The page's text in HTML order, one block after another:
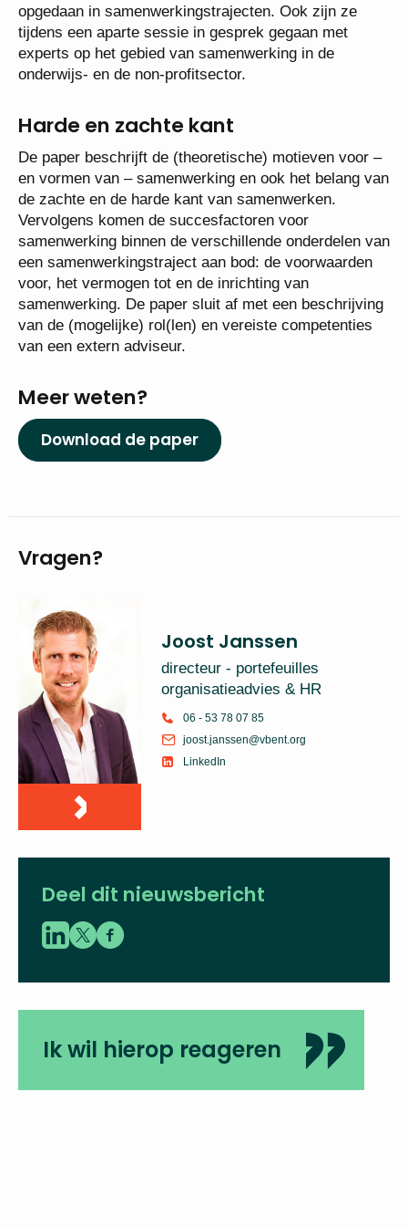
opgedaan in samenwerkingstrajecten. Ook zijn ze
tijdens een aparte sessie in gesprek gegaan met
experts op het gebied van samenwerking in de
onderwijs- en de non-profitsector.
Harde en zachte kant
De paper beschrijft de (theoretische) motieven voor –
en vormen van – samenwerking en ook het belang van
de zachte en de harde kant van samenwerken.
Vervolgens komen de succesfactoren voor
samenwerking binnen de verschillende onderdelen van
een samenwerkingstraject aan bod: de voorwaarden
voor, het vermogen tot en de inrichting van
samenwerking. De paper sluit af met een beschrijving
van de (mogelijke) rol(len) en vereiste competenties
van een extern adviseur.
Meer weten?
Download de paper
Vragen?
Joost Janssen
directeur - portefeuilles
organisatieadvies & HR
06 - 53 78 07 85
joost.janssen@vbent.org
LinkedIn
Deel dit nieuwsbericht
Ik wil hierop reageren